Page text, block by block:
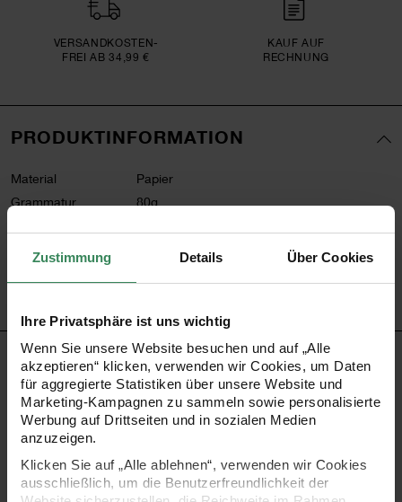
Zustimmung Details Über Cookies
Ihre Privatsphäre ist uns wichtig
Wenn Sie unsere Website besuchen und auf „Alle
akzeptieren“ klicken, verwenden wir Cookies, um Daten
für aggregierte Statistiken über unsere Website und
Marketing-Kampagnen zu sammeln sowie personalisierte
Werbung auf Drittseiten und in sozialen Medien
anzuzeigen.
Klicken Sie auf „Alle ablehnen“, verwenden wir Cookies
ausschließlich, um die Benutzerfreundlichkeit der
VERSAND­KOSTEN­
FREI AB 34,99 €
KAUF AUF
RECHNUNG
PRODUKTINFORMATION
Material
Papier
Grammatur
80g
Artikel-Nr. 400778
Bestell-Nr. 3630952
PRODUKTBESCHREIBUNG
Das metallische Geschenkpapier mit der glänzenden
Oberfläche wird garantiert zum Blickfang - nicht nur unter
dem Weihnachtsbaum. Verpacken Sie Ihre Geschenke mit
diesem auffälligen Papier und ergänzen Sie es mit einer